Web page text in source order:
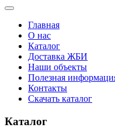
Главная
О нас
Каталог
Доставка ЖБИ
Наши объекты
Полезная
Контакты
Скачать каталог
Каталог